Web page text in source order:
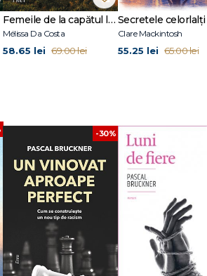
Femeile de la capătul lumii
Mélissa Da Costa
58.65 lei 69.00 lei
Secretele celorlalți
Clare Mackintosh
55.25 lei 65.00 lei
-30%